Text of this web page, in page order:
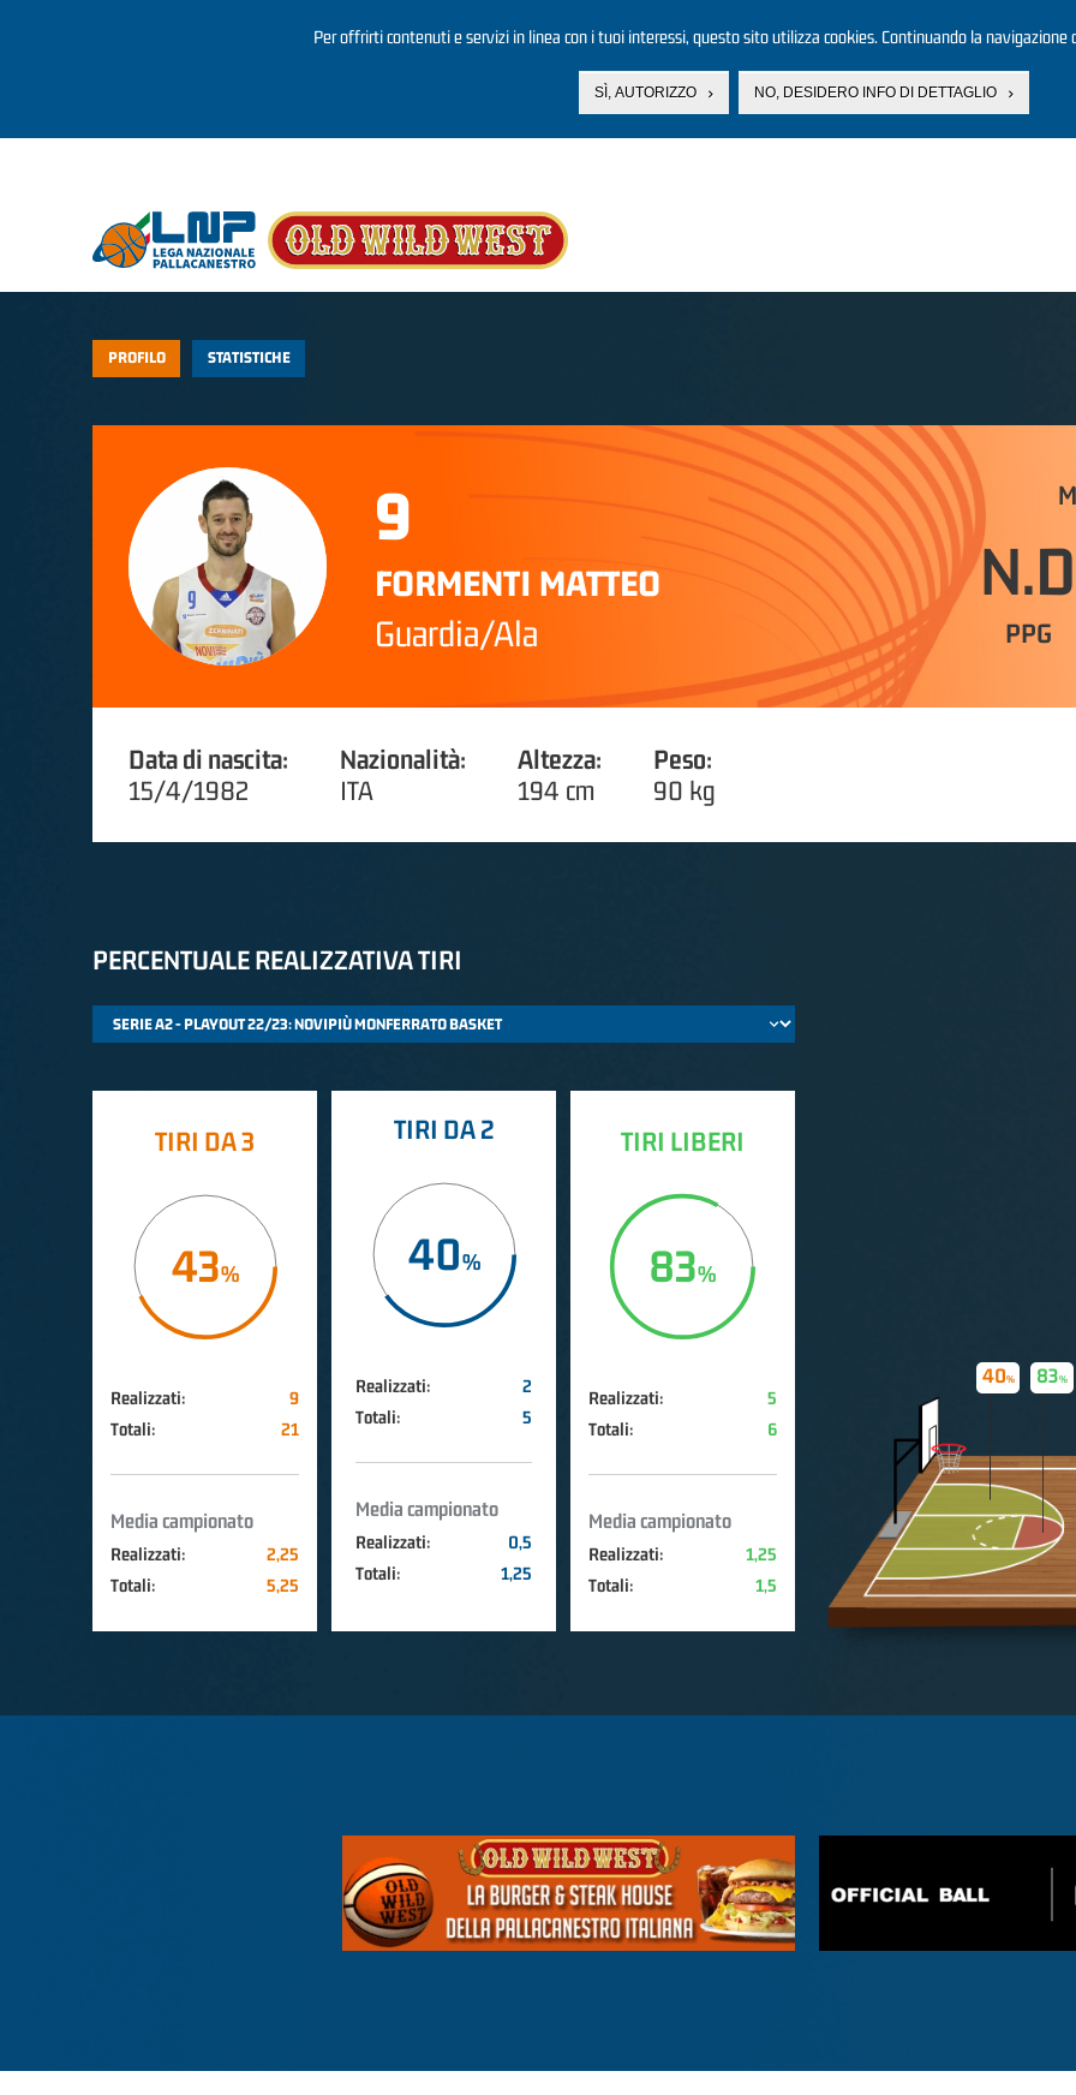
Per offrirti contenuti e servizi in linea con i tuoi interessi, questo sito utilizza cookies. Continuando la navigazione
SÌ, AUTORIZZO NO, DESIDERO INFO DI DETTAGLIO
PROFILO STATISTICHE
9
FORMENTI MATTEO
Guardia/Ala
N.D
PPG
Data di nascita:
15/4/1982
Nazionalità:
ITA
Altezza:
194 cm
Peso:
90 kg
PERCENTUALE REALIZZATIVA TIRI
TIRI DA 3
43
Realizzati:
9
Totali:
21
Media campionato
Realizzati:
2,25
Totali:
5,25
TIRI DA 2
40
Realizzati:
2
Totali:
5
Media campionato
Realizzati:
0,5
Totali:
1,25
TIRI LIBERI
83
Realizzati:
5
Totali:
6
Media campionato
Realizzati:
1,25
Totali:
1,5
83
40